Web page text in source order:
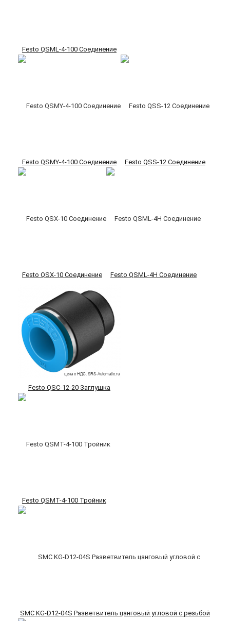
Festo QSML-4-100 Соединение
Festo QSMY-4-100 Соединение Festo QSS-12 Соединение
Festo QSX-10 Соединение Festo QSML-4H Соединение
Festo QSC-12-20 Заглушка
Festo QSMT-4-100 Тройник
SMC KG-D12-04S Разветвитель цанговый угловой с резьбой